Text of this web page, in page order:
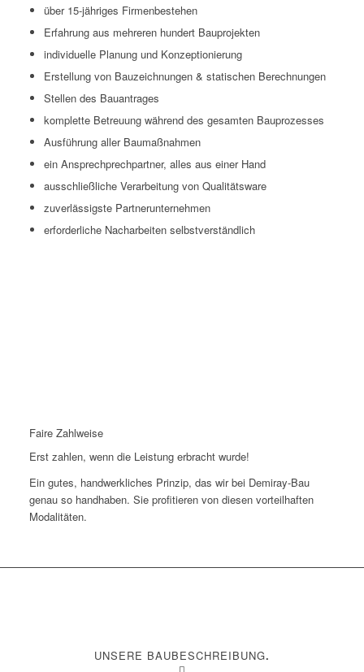
über 15-jähriges Firmenbestehen
Erfahrung aus mehreren hundert Bauprojekten
individuelle Planung und Konzeptionierung
Erstellung von Bauzeichnungen & statischen Berechnungen
Stellen des Bauantrages
komplette Betreuung während des gesamten Bauprozesses
Ausführung aller Baumaßnahmen
ein Ansprechprechpartner, alles aus einer Hand
ausschließliche Verarbeitung von Qualitätsware
zuverlässigste Partnerunternehmen
erforderliche Nacharbeiten selbstverständlich
Faire Zahlweise
Erst zahlen, wenn die Leistung erbracht wurde!
Ein gutes, handwerkliches Prinzip, das wir bei Demiray-Bau
genau so handhaben. Sie profitieren von diesen vorteilhaften
Modalitäten.
UNSERE BAUBESCHREIBUNG.